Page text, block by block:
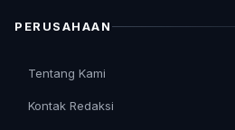
PERUSAHAAN
Tentang Kami
Kontak Redaksi